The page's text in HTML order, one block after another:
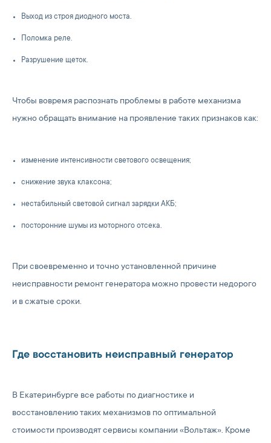
Выход из строя диодного моста.
Поломка реле.
Разрушение щеток.
Чтобы вовремя распознать проблемы в работе механизма
нужно обращать внимание на проявление таких признаков как:
изменение интенсивности светового освещения;
снижение звука клаксона;
нестабильный световой сигнал зарядки АКБ;
посторонние шумы из моторного отсека.
При своевременно и точно установленной причине
неисправности ремонт генератора можно провести недорого
и в сжатые сроки.
Где восстановить неисправный генератор
В Екатеринбурге все работы по диагностике и
восстановлению таких механизмов по оптимальной
стоимости производят сервисы компании «Вольтаж». Кроме